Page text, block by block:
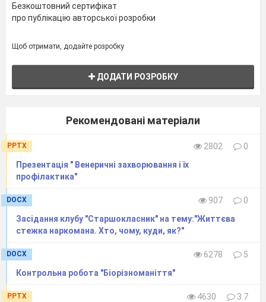
Безкоштовний сертифікат
про публікацію авторської розробки
Щоб отримати, додайте розробку
ДОДАТИ РОЗРОБКУ
Рекомендовані матеріали
PPTX 2802
0
Презентація " Венеричні захворювання і їх
профілактика"
DOCX 907
0
Засідання клубу "Старшокласник" на тему:"Життєва
стежка наркомана. Хто, чому, куди, як?"
DOCX 6278
5
Контрольна робота "Біорізноманіття"
PPTX 4630
3.7